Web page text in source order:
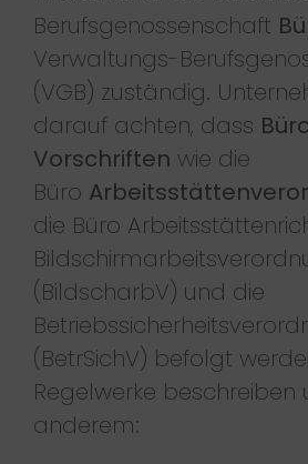
Berufsgenossenschaft
Verwaltungs-
(VGB) zuständig.
darauf achten, dass
Vorschriften wie die
Büro
die Büro
(BildscharbV) und die
(BetrSichV) befolgt
Regelwerke beschreiben
anderem: